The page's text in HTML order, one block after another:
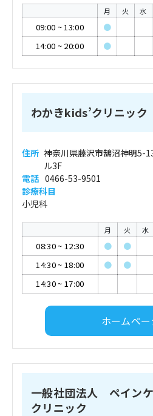
月 火 水
09:00 ~13:00 ●
14:00 ~ 20:00 ●
わかきkids’クリニック
住所 神奈川県藤沢市鵠沼神明
ル3F
電話 0466-53-9501
診療科目
小児科
月 火 水
08:30~ 12:30 ● ●
14:30~ 18:00 ● ●
14:30~ 17:00
ホームペ
一般社団法人 ペイン
クリニック